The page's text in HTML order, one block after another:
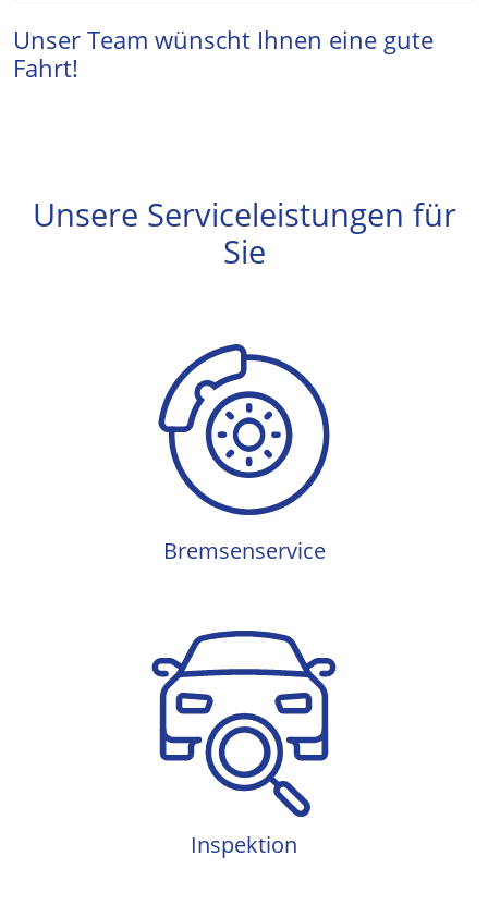
Unser Team wünscht Ihnen eine gute
Fahrt!
Unsere Serviceleistungen für
Sie
Bremsenservice
Bremsenservice
Inspektion
Inspektion